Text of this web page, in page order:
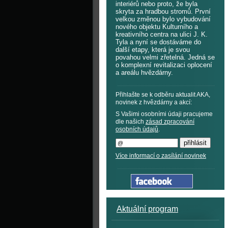
interiérů nebo proto, že byla
skryta za hradbou stromů. První
velkou změnou bylo vybudování
nového objektu Kulturního a
kreativního centra na ulici J. K.
Tyla a nyní se dostáváme do
další etapy, která je svou
povahou velmi zřetelná. Jedná se
o komplexní revitalizaci oplocení
a areálu hvězdárny.
Přihlašte se k odběru aktualit AKA,
novinek z hvězdárny a akcí:
S Vašimi osobními údaji pracujeme
dle našich zásad zpracování
osobních údajů.
Více informací o zasílání novinek
Aktuální program